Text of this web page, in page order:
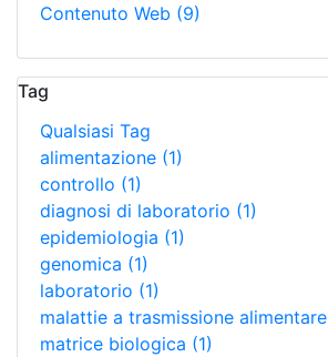
Contenuto Web (9)
Tag
Qualsiasi Tag
alimentazione (1)
controllo (1)
diagnosi di laboratorio (1)
epidemiologia (1)
genomica (1)
laboratorio (1)
malattie a trasmissione alimentare
matrice biologica (1)